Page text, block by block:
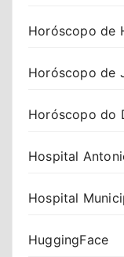
Horóscopo de
Horóscopo de
Horóscopo do
Hospital
Hospital
HuggingFace